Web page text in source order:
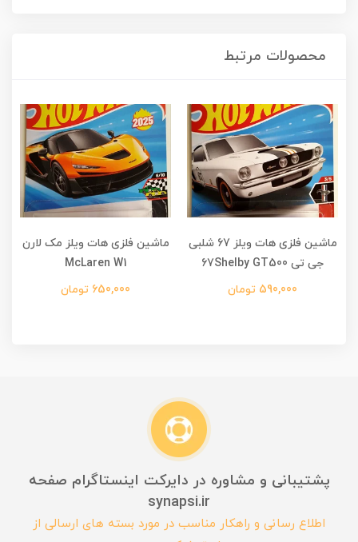
محصولات مرتبط
ماشین فلزی هات ویلز 67 شلبی
جی تی 67Shelby GT500
590,000 تومان
ماشین فلزی هات ویلز مک لارن
McLaren W1
650,000 تومان
پشتیبانی و مشاوره در دایرکت اینستاگرام صفحه
synapsi.ir
اطلاع رسانی و راهکار مناسب در مورد بسته های ارسالی از